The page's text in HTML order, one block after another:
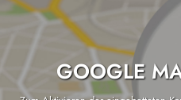
GOOGLE